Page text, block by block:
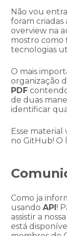
Não vou
foram criadas
overview na
mostro como
tecnologias
O mais
organização
PDF
de duas
identificar
Esse material
no GitHub! O
Como ja
usandoAPI!
assistir a
está